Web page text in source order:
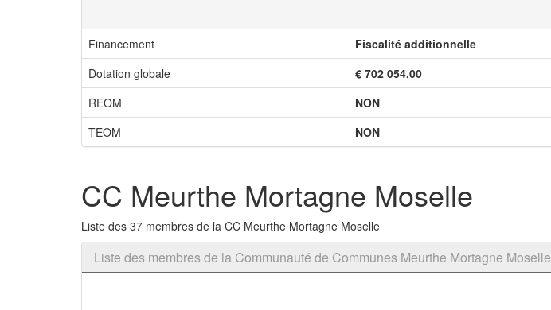
Financement
Fiscalité additionnelle
Dotation globale
€ 702 054,00
REOM
NON
TEOM NON
CC Meurthe Mortagne Moselle
Liste des 37 membres de la CC Meurthe Mortagne Moselle
Liste des membres de la Communauté de Communes Meurthe Mortagne Moselle